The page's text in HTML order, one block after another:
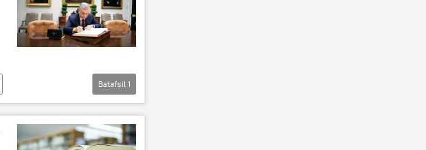
Batafsil 1